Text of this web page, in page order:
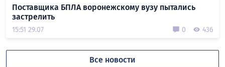
Поставщика БПЛА воронежскому вузу пытались
застрелить
15:51 29.07 0 436
Все новости